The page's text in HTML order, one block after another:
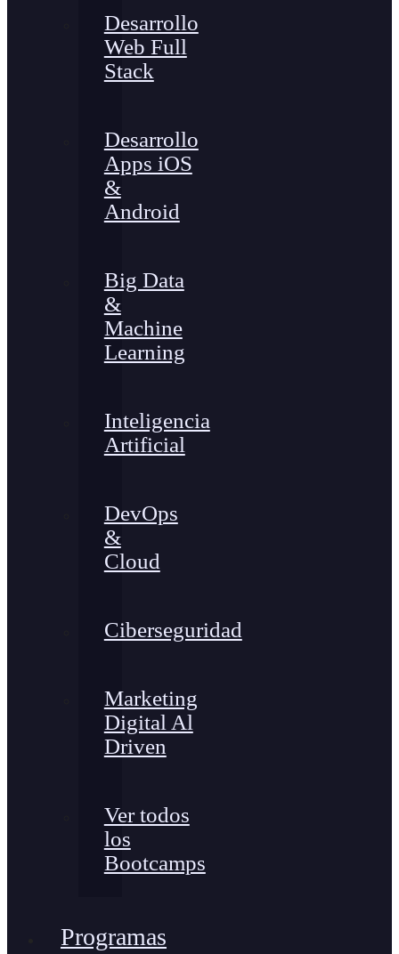
Desarrollo
Web Full
Stack
Desarrollo
Apps iOS
&
Android
Big Data
&
Machine
Learning
Inteligencia
Artificial
DevOps
&
Cloud
Ciberseguridad
Marketing
Digital Al
Driven
Ver todos
los
Bootcamps
Programas